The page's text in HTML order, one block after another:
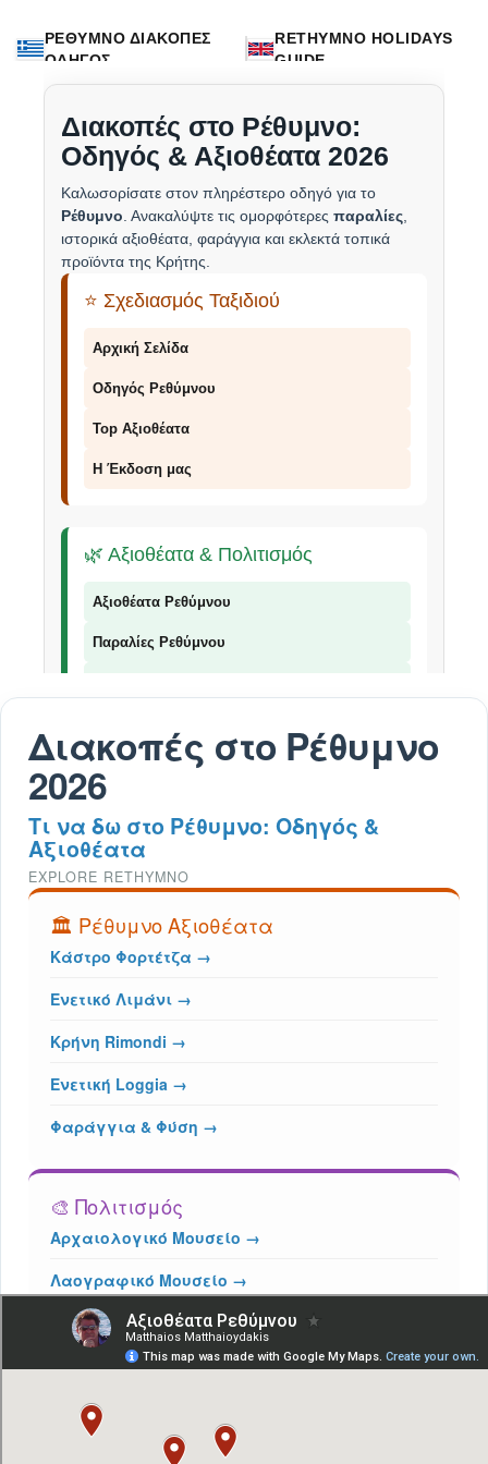
ΡΕΘΥΜΝΟ ΔΙΑΚΟΠΕΣ
ΟΔΗΓΟΣ
RETHYMNO HOLIDAYS
GUIDE
Διακοπές στο Ρέθυμνο:
Οδηγός & Αξιοθέατα 2026
Καλωσορίσατε στον πληρέστερο οδηγό για το
Ρέθυμνο . Ανακαλύψτε τις ομορφότερες παραλίες
ιστορικά αξιοθέατα, φαράγγια και εκλεκτά τοπικά
προϊόντα της Κρήτης.
⭐ Σχεδιασμός Ταξιδιού
Αρχική Σελίδα
Οδηγός Ρεθύμνου
Top Αξιοθέατα
Η Έκδοση μας
🌿 Αξιοθέατα & Πολιτισμός
Αξιοθέατα Ρεθύμνου
Παραλίες Ρεθύμνου
📞 Επικοινωνία
© 2026 Explorer Rethymno - Οδηγός για το Ρέθυμνο |
Διακοπές στο Ρέθυμνο
2026
Τι να δω στο Ρέθυμνο: Οδηγός &
Αξιοθέατα
EXPLORE RETHYMNO
🏛️ Ρέθυμνο Αξιοθέατα
Κάστρο Φορτέτζα →
Ενετικό Λιμάνι →
Κρήνη Rimondi →
Ενετική Loggia →
Φαράγγια & Φύση →
🎨 Πολιτισμός
Αρχαιολογικό Μουσείο →
Λαογραφικό Μουσείο →
Τζαμί Νερατζέ →
Η Ιστορία της Πόλης →